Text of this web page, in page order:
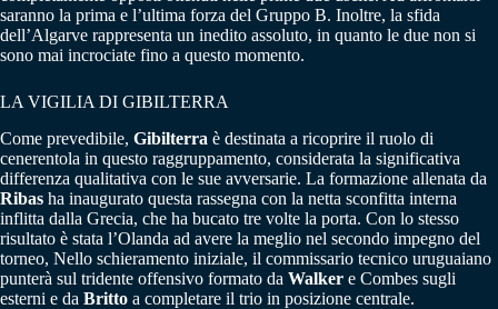
saranno la prima e l’ultima forza del Gruppo B. Inoltre, la sfida
dell’Algarve rappresenta un inedito assoluto, in quanto le due non si
sono mai incrociate fino a questo momento.
LA VIGILIA DI GIBILTERRA
Come prevedibile, Gibilterra è destinata a ricoprire il ruolo di
cenerentola in questo raggruppamento, considerata la significativa
differenza qualitativa con le sue avversarie. La formazione allenata da
Ribas ha inaugurato questa rassegna con la netta sconfitta interna
inflitta dalla Grecia, che ha bucato tre volte la porta. Con lo stesso
risultato è stata l’Olanda ad avere la meglio nel secondo impegno del
torneo, Nello schieramento iniziale, il commissario tecnico uruguaiano
punterà sul tridente offensivo formato da Walker e Combes sugli
esterni e da Britto a completare il trio in posizione centrale.